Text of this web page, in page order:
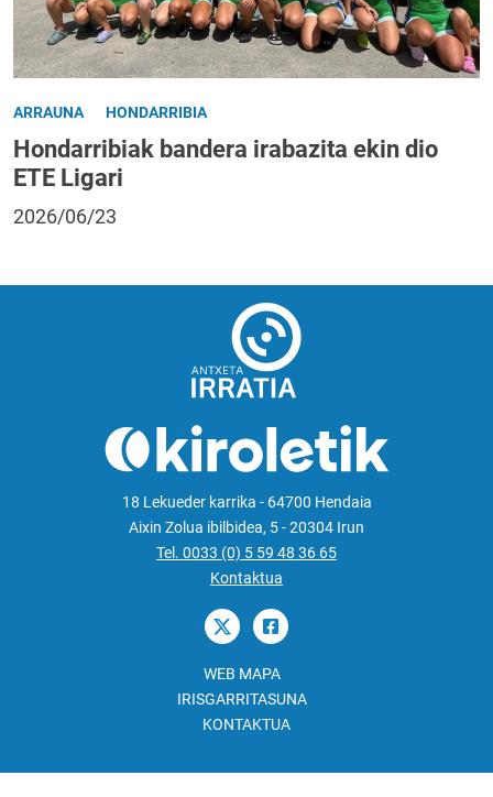
ARRAUNA HONDARRIBIA
Hondarribiak bandera irabazita ekin dio
ETE Ligari
2026/06/23
18 Lekueder karrika - 64700 Hendaia
Aixin Zolua ibilbidea, 5 - 20304 Irun
Tel. 0033 (0) 5 59 48 36 65
Kontaktua
WEB MAPA
IRISGARRITASUNA
KONTAKTUA